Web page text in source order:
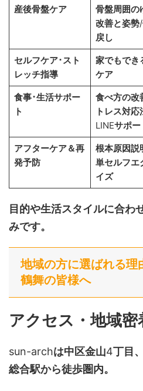
産後骨盤ケア
骨盤周囲の
改善と姿勢/
戻し
セルフケア･スト
レッチ指導
家でもでき
ケア
食事･生活サポー
ト
食べ方の改
トレス対応
LINEサポー
アフターケア＆再
発予防
根本原因説
単セルフエ
イズ
目的や生活スタイルに合わ
みです。
地域の方に選ばれる
鶴舞の皆様へ
アクセス・地域密
sun-archは中区金山4丁目
総合駅から徒歩圏内。